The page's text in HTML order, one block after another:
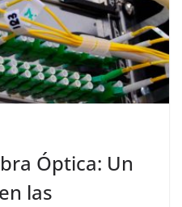
Óptica: Un
las